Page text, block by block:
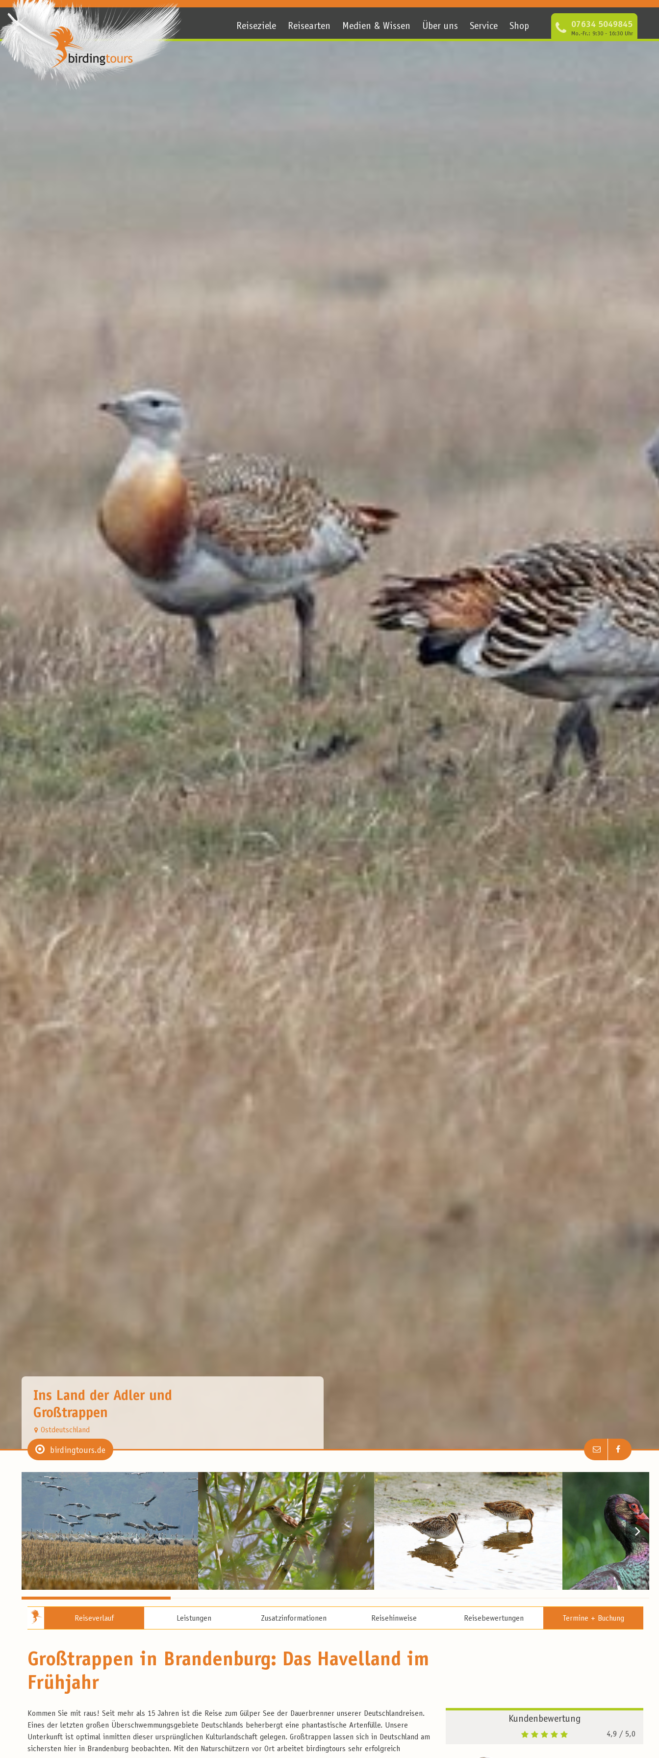
Reiseziele Reisearten Medien & Wissen Über uns Service Shop 07634 5049845
Mo.-Fr.: 9:30 - 16:30 Uhr
Ins Land der Adler und
Großtrappen
Ostdeutschland
birdingtours.de
Reiseverlauf Leistungen Zusatzinformationen Reisehinweise Reisebewertungen Termine + Buchung
Großtrappen in Brandenburg: Das Havelland im
Frühjahr
Kommen Sie mit raus! Seit mehr als 15 Jahren ist die Reise zum Gülper See der Dauerbrenner unserer Deutschlandreisen.
Eines der letzten großen Überschwemmungsgebiete Deutschlands beherbergt eine phantastische Artenfülle. Unsere
Unterkunft ist optimal inmitten dieser ursprünglichen Kulturlandschaft gelegen. Großtrappen lassen sich in Deutschland am
sichersten hier in Brandenburg beobachten. Mit den Naturschützern vor Ort arbeitet birdingtours sehr erfolgreich
Kundenbewertung
4,9 / 5,0